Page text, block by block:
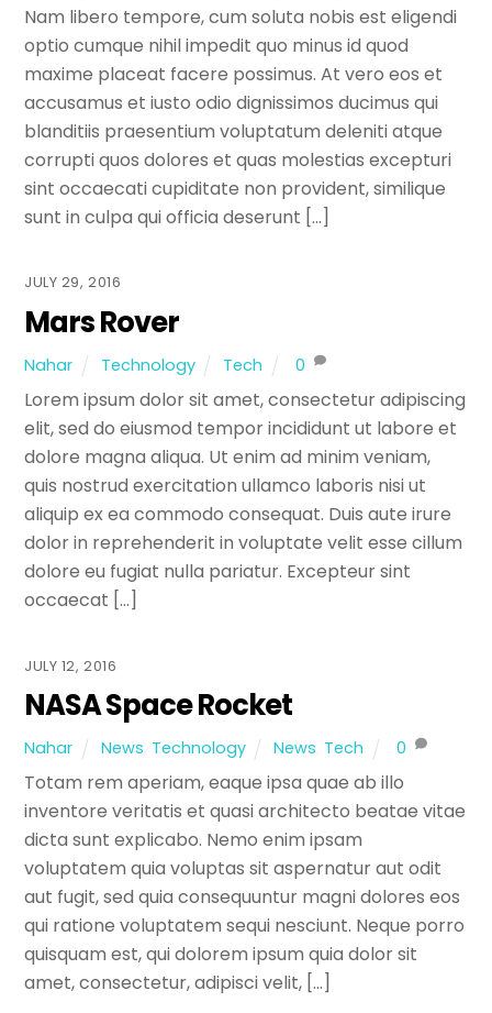
Nam libero tempore, cum soluta nobis est eligendi
optio cumque nihil impedit quo minus id quod
maxime placeat facere possimus. At vero eos et
accusamus et iusto odio dignissimos ducimus qui
blanditiis praesentium voluptatum deleniti atque
corrupti quos dolores et quas molestias excepturi
sint occaecati cupiditate non provident, similique
sunt in culpa qui officia deserunt […]
JULY 29, 2016
Mars Rover
Nahar Technology Tech 0
Lorem ipsum dolor sit amet, consectetur adipiscing
elit, sed do eiusmod tempor incididunt ut labore et
dolore magna aliqua. Ut enim ad minim veniam,
quis nostrud exercitation ullamco laboris nisi ut
aliquip ex ea commodo consequat. Duis aute irure
dolor in reprehenderit in voluptate velit esse cillum
dolore eu fugiat nulla pariatur. Excepteur sint
occaecat […]
JULY 12, 2016
NASA Space Rocket
Nahar News Technology News Tech 0
Totam rem aperiam, eaque ipsa quae ab illo
inventore veritatis et quasi architecto beatae vitae
dicta sunt explicabo. Nemo enim ipsam
voluptatem quia voluptas sit aspernatur aut odit
aut fugit, sed quia consequuntur magni dolores eos
qui ratione voluptatem sequi nesciunt. Neque porro
quisquam est, qui dolorem ipsum quia dolor sit
amet, consectetur, adipisci velit, […]